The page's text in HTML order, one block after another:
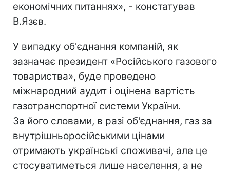
економічних питаннях», - констатував
В.Язєв.
У випадку об'єднання компаній, як
зазначає президент «Російського газового
товариства», буде проведено
міжнародний аудит і оцінена вартість
газотранспортної системи України.
За його словами, в разі об'єднання, газ за
внутрішньоросійськими цінами
отримають українські споживачі, але це
стосуватиметься лише населення, а не